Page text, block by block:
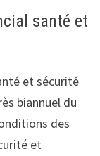
santé et
et sécurité
biannuel du
des
et